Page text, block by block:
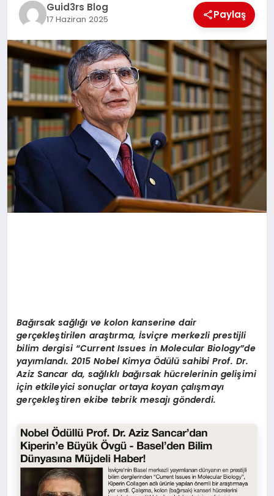
Guid3rs Blog
17 Haziran 2025 Paylaş
Bağırsak sağlığı ve kolon kanserine dair
gerçekleştirilen araştırma, İsviçre merkezli prestijli
bilim dergisi “Current Issues in Molecular Biology”de
yayımlandı. 2015 Nobel Kimya Ödülü sahibi Prof. Dr.
Aziz Sancar da, sağlıklı bağırsak hücrelerinin gelişimi
için etkileyici sonuçlar ortaya koyan çalışmayı
gerçekleştiren ekibe tebrik mesajı gönderdi.